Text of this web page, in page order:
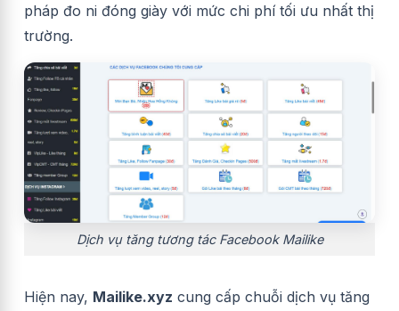
pháp đo ni đóng giày với mức chi phí tối ưu nhất thị
trường.
Dịch vụ tăng tương tác Facebook Mailike
Hiện nay, Mailike.xyz cung cấp chuỗi dịch vụ tăng